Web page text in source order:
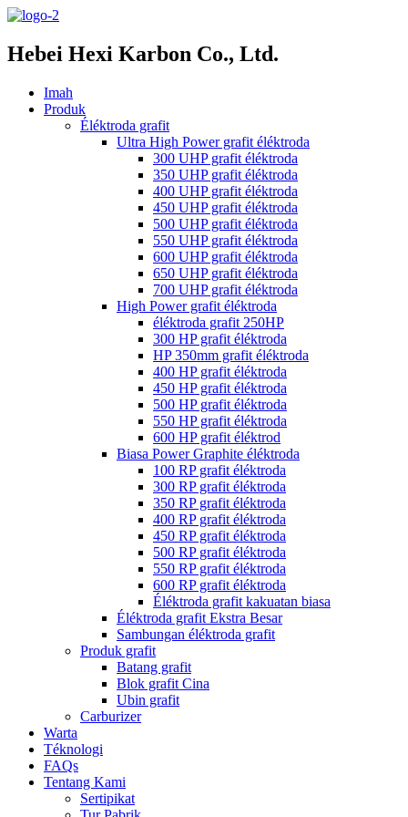
Hebei Hexi Karbon Co., Ltd.
Imah
Produk
Éléktroda grafit
Ultra High Power grafit éléktroda
300 UHP grafit éléktroda
350 UHP grafit éléktroda
400 UHP grafit éléktroda
450 UHP grafit éléktroda
500 UHP grafit éléktroda
550 UHP grafit éléktroda
600 UHP grafit éléktroda
650 UHP grafit éléktroda
700 UHP grafit éléktroda
High Power grafit éléktroda
éléktroda grafit 250HP
300 HP grafit éléktroda
HP 350mm grafit éléktroda
400 HP grafit éléktroda
450 HP grafit éléktroda
500 HP grafit éléktroda
550 HP grafit éléktroda
600 HP grafit éléktrod
Biasa Power Graphite éléktroda
100 RP grafit éléktroda
300 RP grafit éléktroda
350 RP grafit éléktroda
400 RP grafit éléktroda
450 RP grafit éléktroda
500 RP grafit éléktroda
550 RP grafit éléktroda
600 RP grafit éléktroda
Éléktroda grafit kakuatan biasa
Éléktroda grafit Ekstra Besar
Sambungan éléktroda grafit
Produk grafit
Batang grafit
Blok grafit Cina
Ubin grafit
Carburizer
Warta
Téknologi
FAQs
Tentang Kami
Sertipikat